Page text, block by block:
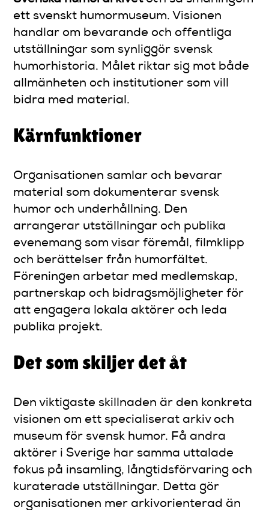
ett svenskt humormuseum. Visionen
handlar om bevarande och offentliga
utställningar som synliggör svensk
humorhistoria. Målet riktar sig mot både
allmänheten och institutioner som vill
bidra med material.
Kärnfunktioner
Organisationen samlar och bevarar
material som dokumenterar svensk
humor och underhållning. Den
arrangerar utställningar och publika
evenemang som visar föremål, filmklipp
och berättelser från humorfältet.
Föreningen arbetar med medlemskap,
partnerskap och bidragsmöjligheter för
att engagera lokala aktörer och leda
publika projekt.
Det som skiljer det åt
Den viktigaste skillnaden är den konkreta
visionen om ett specialiserat arkiv och
museum för svensk humor. Få andra
aktörer i Sverige har samma uttalade
fokus på insamling, långtidsförvaring och
kuraterade utställningar. Detta gör
organisationen mer arkivorienterad än